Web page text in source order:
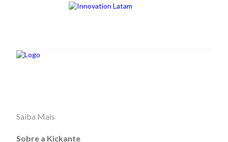
Saiba Mais
Sobre a Kickante